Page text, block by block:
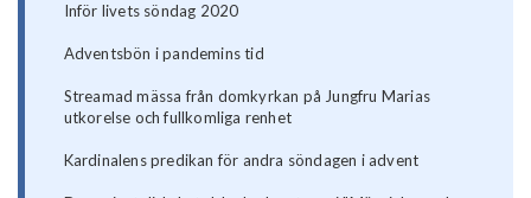
Inför livets söndag 2020
Adventsbön i pandemins tid
Streamad mässa från domkyrkan på Jungfru Marias
utkorelse och fullkomliga renhet
Kardinalens predikan för andra söndagen i advent